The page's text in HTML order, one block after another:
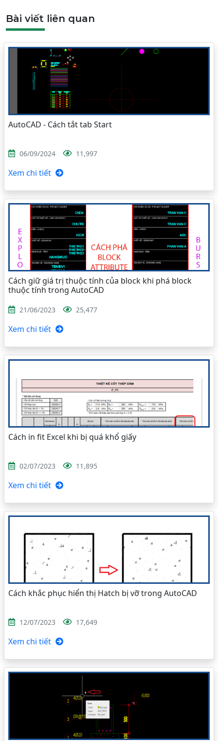
Bài viết liên quan
AutoCAD - Cách tắt tab Start
06/09/2024 11,997
Xem chi tiết
Cách giữ giá trị thuộc tính của block khi phá block
thuộc tính trong AutoCAD
21/06/2023 25,477
Xem chi tiết
Cách in fit Excel khi bị quá khổ giấy
02/07/2023 11,895
Xem chi tiết
Cách khắc phục hiển thị Hatch bị vỡ trong AutoCAD
12/07/2023 17,649
Xem chi tiết